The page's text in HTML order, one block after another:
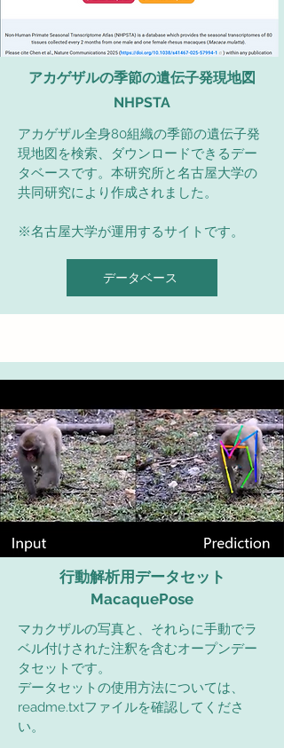
アカゲザルの季節の遺伝⼦発現地図
NHPSTA
アカゲザル全身80組織の季節の遺伝子発
現地図を検索、ダウンロードできるデー
タベースです。 ​本研究所と名古屋大学の
共同研究により作成されました。
※名古屋大学が運用するサイトです。​​
データベース
行動解析用データセット
MacaquePose
​マカクザルの写真と、それらに手動でラ
ベル付けされた注釈を含むオープンデー
タセットです。
データセットの使用方法については、
readme.txtファイルを確認してくださ
い。